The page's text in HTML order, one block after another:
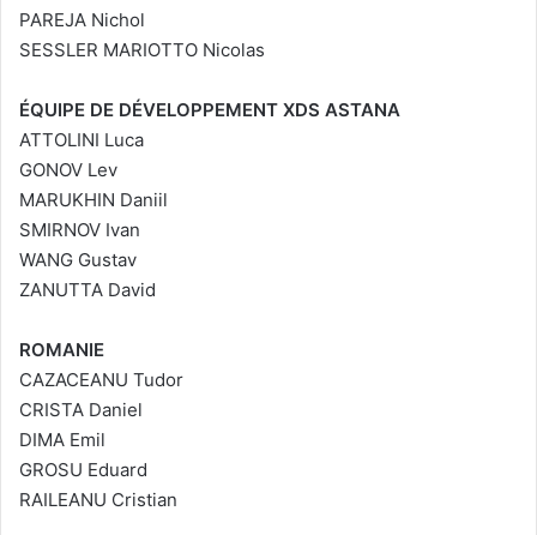
PAREJA Nichol
SESSLER MARIOTTO Nicolas
ÉQUIPE DE DÉVELOPPEMENT XDS ASTANA
ATTOLINI Luca
GONOV Lev
MARUKHIN Daniil
SMIRNOV Ivan
WANG Gustav
ZANUTTA David
ROMANIE
CAZACEANU Tudor
CRISTA Daniel
DIMA Emil
GROSU Eduard
RAILEANU Cristian